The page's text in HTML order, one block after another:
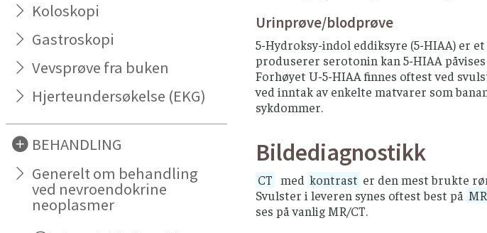
Koloskopi
Gastroskopi
Vevsprøve fra buken
Hjerteundersøkelse (EKG)
BEHANDLING
Generelt om behandling
ved nevroendokrine
neoplasmer
Urinprøve/blodprøve
5-Hydroksy-indol eddiksyre (5-HIAA) er
produserer serotonin kan 5-HIAA
Forhøyet U-5-HIAA finnes oftest ved
ved inntak av enkelte matvarer som
sykdommer.
Bildediagnostikk
CT med kontrast er den mest brukte
Svulster i leveren synes oftest best på MR
ses på vanlig MR/CT.